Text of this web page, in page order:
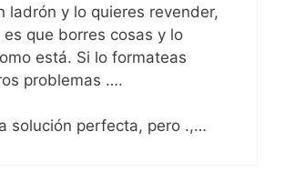
ladrón y lo quieres revender,
es que borres cosas y lo
está. Si lo formateas
problemas ….
solución perfecta, pero .,…